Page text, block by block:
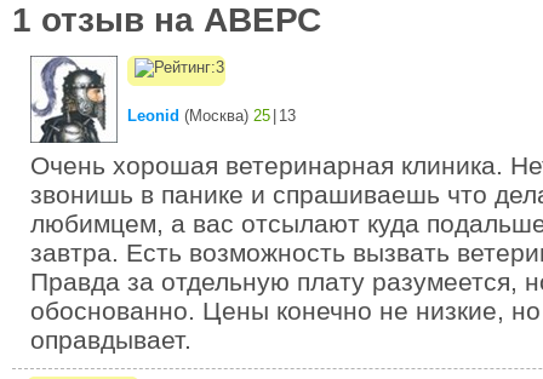
1 отзыв на АВЕРС
Leonid (Москва) 25 13
Очень хорошая ветеринарная клиника.
звонишь в панике и спрашиваешь что
любимцем, а вас отсылают куда
завтра. Есть возможность вызвать
Правда за отдельную плату разумеется,
обоснованно. Цены конечно не низкие, но
оправдывает.